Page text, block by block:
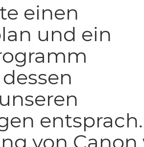
einen
und ein
von Canon